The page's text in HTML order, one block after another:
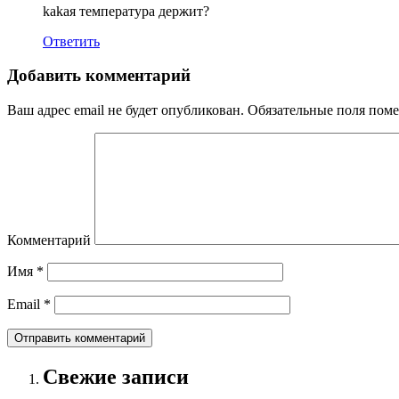
kakaя температура держит?
Ответить
Добавить комментарий
Ваш адрес email не будет опубликован. Обязательные поля
Комментарий
Имя *
Email *
Свежие записи